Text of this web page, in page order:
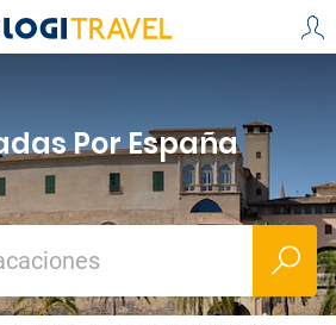
Por España